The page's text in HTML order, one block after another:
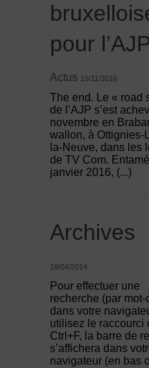
pour
Actus 15/11/2016
The end. Le « road
de l’AJP s’est
novembre en
wallon, à Ottignies-
la-Neuve, dans les
de TV Com.
janvier 2016, (...)
Archives
19/04/2014
Pour effectuer une
recherche (par mot-
dans votre
utilisez le raccourci
Ctrl+F, la barre de
s’affichera dans
navigateur (en bas